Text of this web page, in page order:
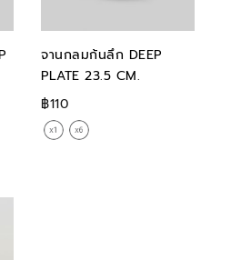
จานกลมก้นลึก DEEP
PLATE 23.5 CM.
฿110